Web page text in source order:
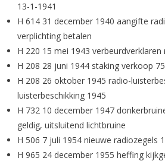
13-1-1941
H 614 31 december 1940 aangifte
verplichting betalen
H 220 15 mei 1943
H 208 28 juni 1944 staking verkoop
H 208 26 oktober 1945 radio-
luisterbeschikking 1945
H 732 10 december 1947
geldig, uitsluitend lichtbruine
H 506 7 juli 1954 nieuwe radiozegels
H 965 24 december 1955 heffing